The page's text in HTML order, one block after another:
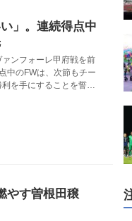
」。連続得点中
ンフォーレ甲府戦を前
中のFWは、次節もチー
を手にすることを誓っ
やす曽根田穣